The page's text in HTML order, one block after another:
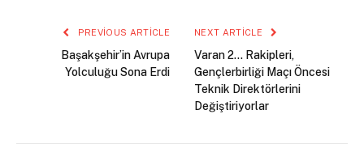
PREVIOUS ARTICLE
Başakşehir’in Avrupa
Yolculuğu Sona Erdi
NEXT ARTICLE
Varan 2… Rakipleri,
Gençlerbirliği Maçı Öncesi
Teknik Direktörlerini
Değiştiriyorlar